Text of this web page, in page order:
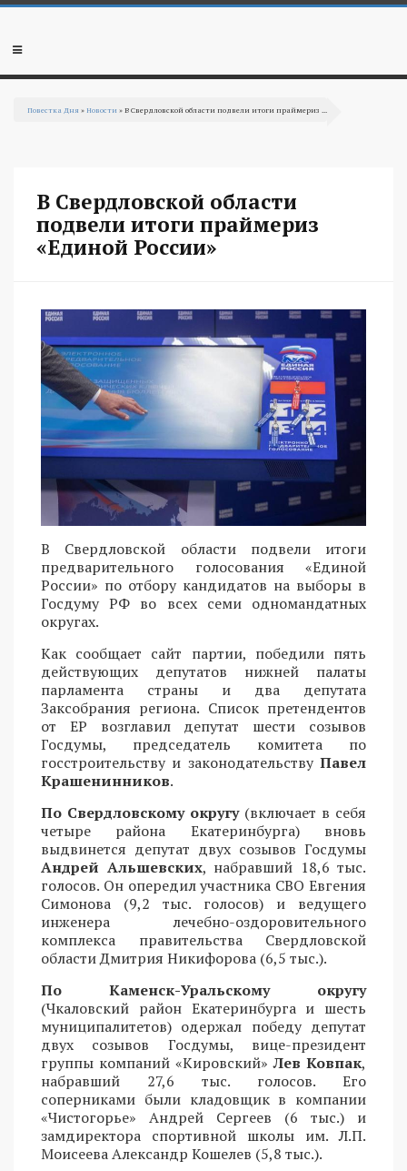
Перейти к основному содержанию
Мобильное
Повестка Дня »Новости » В Свердловской области подвели итоги праймериз ...
В Свердловской области
подвели итоги праймериз
«Единой России»
В Свердловской области подвели итоги
предварительного голосования «Единой
России» по отбору кандидатов на выборы в
Госдуму РФ во всех семи одномандатных
округах.
Как сообщает сайт партии, победили пять
действующих депутатов нижней палаты
парламента страны и два депутата
Заксобрания региона. Список претендентов
от ЕР возглавил депутат шести созывов
Госдумы, председатель комитета по
госстроительству и законодательствуПавел
Крашенинников.
По Свердловскому округу(включает в себя
четыре района Екатеринбурга) вновь
выдвинется депутат двух созывов Госдумы
Андрей Альшевских, набравший 18,6 тыс.
голосов. Он опередил участника СВО Евгения
Симонова (9,2 тыс. голосов) и ведущего
инженера лечебно-оздоровительного
комплекса правительства Свердловской
области Дмитрия Никифорова (6,5 тыс.).
По Каменск-Уральскому округу
(Чкаловский район Екатеринбурга и шесть
муниципалитетов) одержал победу депутат
двух созывов Госдумы, вице-президент
группы компаний «Кировский»Лев Ковпак,
набравший 27,6 тыс. голосов. Его
соперниками были кладовщик в компании
«Чистогорье» Андрей Сергеев (6 тыс.) и
замдиректора спортивной школы им. Л.П.
Моисеева Александр Кошелев (5,8 тыс.).